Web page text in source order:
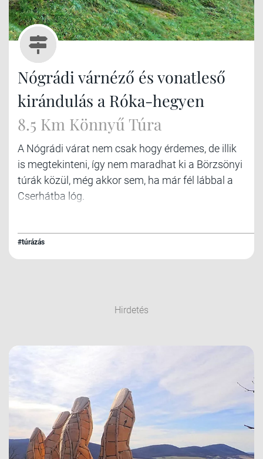
Nógrádi várnéző és vonatleső
kirándulás a Róka-hegyen
8.5 Km Könnyű Túra
A Nógrádi várat nem csak hogy érdemes, de illik
is megtekinteni, így nem maradhat ki a Börzsönyi
túrák közül, még akkor sem, ha már fél lábbal a
Cserhátba lóg.
#túrázás
Hirdetés